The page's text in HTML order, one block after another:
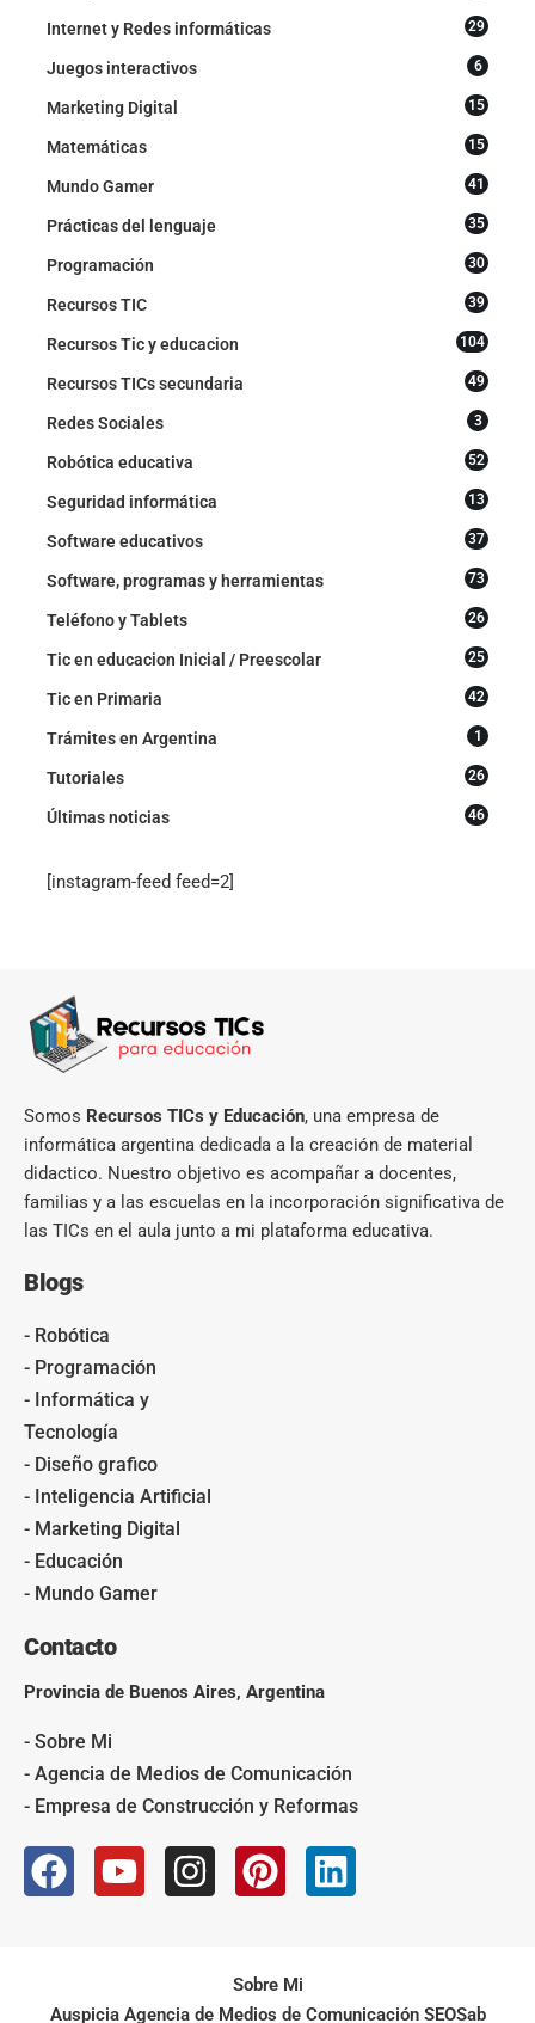
Internet y Redes informáticas 29
Juegos interactivos 6
Marketing Digital 15
Matemáticas 15
Mundo Gamer 41
Prácticas del lenguaje 35
Programación 30
Recursos TIC 39
Recursos Tic y educacion 104
Recursos TICs secundaria 49
Redes Sociales 3
Robótica educativa 52
Seguridad informática 13
Software educativos 37
Software, programas y herramientas 73
Teléfono y Tablets 26
Tic en educacion Inicial / Preescolar 25
Tic en Primaria 42
Trámites en Argentina 1
Tutoriales 26
Últimas noticias 46
[instagram-feed feed=2]
Somos Recursos TICs y Educación, una empresa de
informática argentina dedicada a la creación de material
didactico. Nuestro objetivo es acompañar a docentes,
familias y a las escuelas en la incorporación significativa de
las TICs en el aula junto a mi plataforma educativa.
Blogs
- Robótica
- Programación
- Informática y
Tecnología
- Diseño grafico
- Inteligencia Artificial
- Marketing Digital
- Educación
- Mundo Gamer
Contacto
Provincia de Buenos Aires, Argentina
- Sobre Mi
- Agencia de Medios de Comunicación
- Empresa de Construcción y Reformas
Sobre Mi
Auspicia Agencia de Medios de Comunicación SEOSab